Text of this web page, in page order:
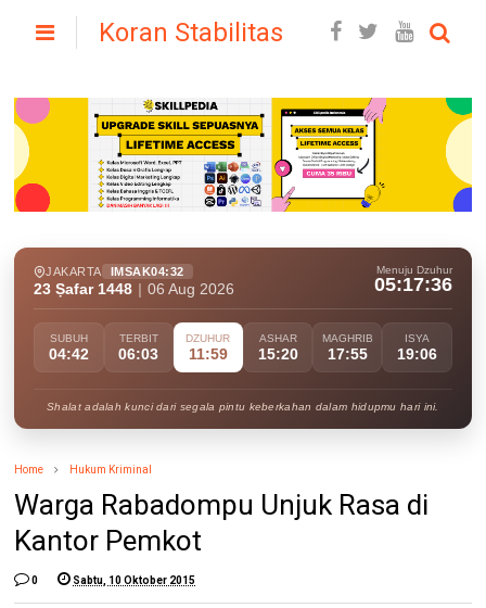
Koran Stabilitas
JAKARTA IMSAK04:32
23 Ṣafar 1448 06 Aug 2026
Menuju Dzuhur
05:17:35
SUBUH
04:42
TERBIT
06:03
DZUHUR
11:59
ASHAR
15:20
MAGHRIB
17:55
ISYA
19:06
Shalat adalah kunci dari segala pintu keberkahan dalam hidupmu hari ini.
Home Hukum Kriminal
Warga Rabadompu Unjuk Rasa di
Kantor Pemkot
0 Sabtu, 10 Oktober 2015